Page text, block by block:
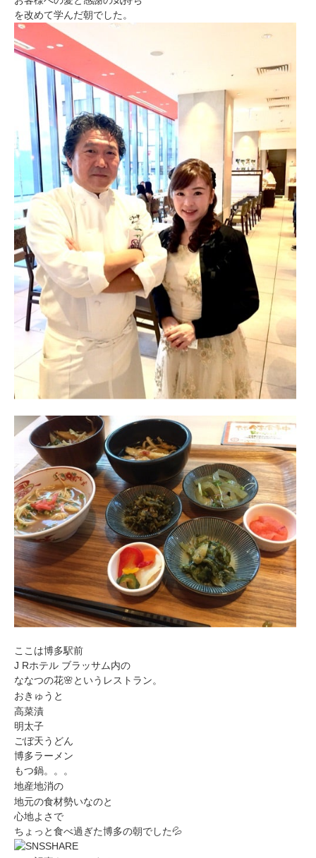
を改めて学んだ朝でした。
ここは博多駅前
J Rホテル ブラッサム内の
ななつの花🌸というレストラン。
おきゅうと
高菜漬
明太子
ごぼ天うどん
博多ラーメン
もつ鍋。。。
地産地消の
地元の食材勢いなのと
心地よさで
ちょっと食べ過ぎた博多の朝でした💦